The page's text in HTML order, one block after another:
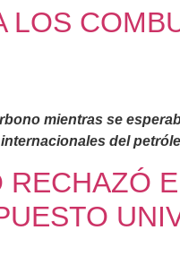
LOS
mientras se
del